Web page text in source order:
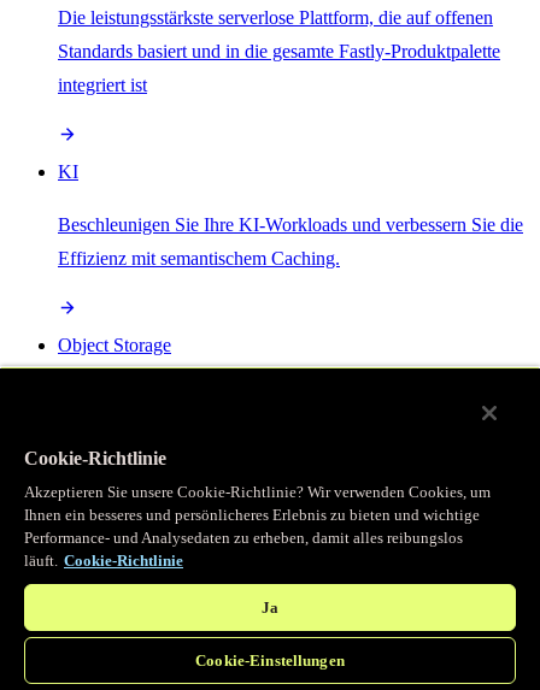
Die leistungsstärkste serverlose Plattform, die auf offenen
Standards basiert und in die gesamte Fastly-Produktpalette
integriert ist
KI
Beschleunigen Sie Ihre KI-Workloads und verbessern Sie die
Effizienz mit semantischem Caching.
Object Storage
Programmierbarer Cache
Erhalten Sie vollständigen programmatischen Zugriff auf das
legendäre Caching, das unser CDN antreibt.
Cookie-Richtlinie
Akzeptieren Sie unsere Cookie-Richtlinie? Wir verwenden Cookies, um
Ihnen ein besseres und persönlicheres Erlebnis zu bieten und wichtige
Performance- und Analysedaten zu erheben, damit alles reibungslos
läuft. Cookie-Richtlinie
Ja
Cookie-Einstellungen